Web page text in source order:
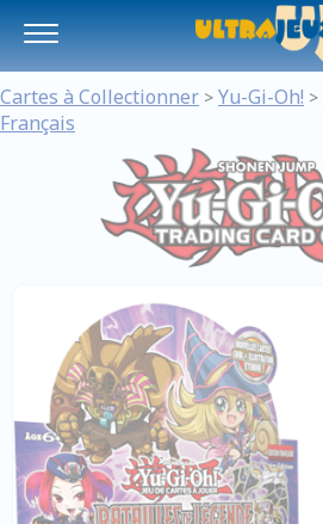
Cartes à Collectionner > Yu-Gi-Oh! >
Français